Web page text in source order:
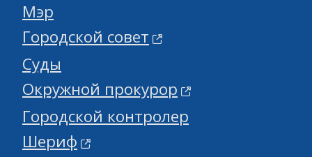
Мэр
Городской совет
Суды
Окружной прокурор
Городской контролер
Шериф